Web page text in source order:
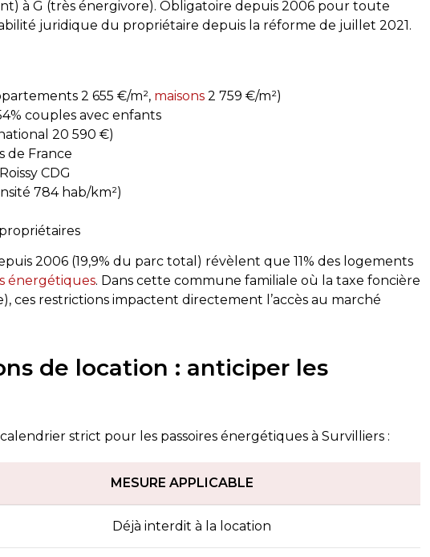
DPE réalisé ce jour. Le technicien
de tout expliquer clairement. Le
a été réalisé conformément à mes
Je recommande cette société,
que les rendez-vous sont
très rapidement.
la suite
Mimi 211
il y a 2 semaines
Corentin Delgado
il y a 2 semaines
à G (très énergivore). Obligatoire depuis 2006 pour toute
juridique du propriétaire depuis la réforme de juillet 2021.
2 655 €/m², maisons 2 759 €/m²)
couples avec enfants
20 590 €)
de France
CDG
784 hab/km²)
2006 (19,9% du parc total) révèlent que 11% des logements
énergétiques. Dans cette commune familiale où la taxe foncière
ces restrictions impactent directement l’accès au marché
de location : anticiper les
strict pour les passoires énergétiques à Survilliers :
MESURE APPLICABLE
Déjà interdit à la location